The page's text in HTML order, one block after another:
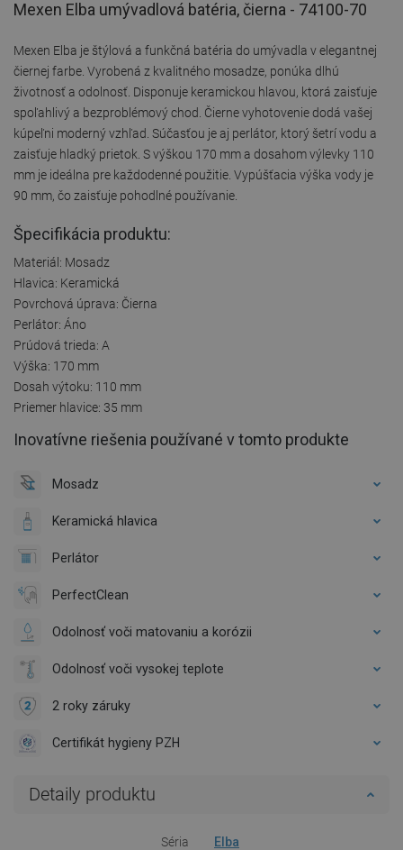
Mexen Elba umývadlová batéria, čierna - 74100-70
Mexen Elba je štýlová a funkčná batéria do umývadla v elegantnej
čiernej farbe. Vyrobená z kvalitného mosadze, ponúka dlhú
životnosť a odolnosť. Disponuje keramickou hlavou, ktorá zaisťuje
spoľahlivý a bezproblémový chod. Čierne vyhotovenie dodá vašej
kúpeľni moderný vzhľad. Súčasťou je aj perlátor, ktorý šetrí vodu a
zaisťuje hladký prietok. S výškou 170 mm a dosahom výlevky 110
mm je ideálna pre každodenné použitie. Vypúšťacia výška vody je
90 mm, čo zaisťuje pohodlné používanie.
Špecifikácia produktu:
Materiál: Mosadz
Hlavica: Keramická
Povrchová úprava: Čierna
Perlátor: Áno
Prúdová trieda: A
Výška: 170 mm
Dosah výtoku: 110 mm
Priemer hlavice: 35 mm
Inovatívne riešenia používané v tomto produkte
Mosadz
Keramická hlavica
Perlátor
PerfectClean
Odolnosť voči matovaniu a korózii
Odolnosť voči vysokej teplote
2 roky záruky
Certifikát hygieny PZH
Detaily produktu
Séria Elba